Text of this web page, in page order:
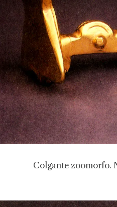
Colgante zoomorfo.